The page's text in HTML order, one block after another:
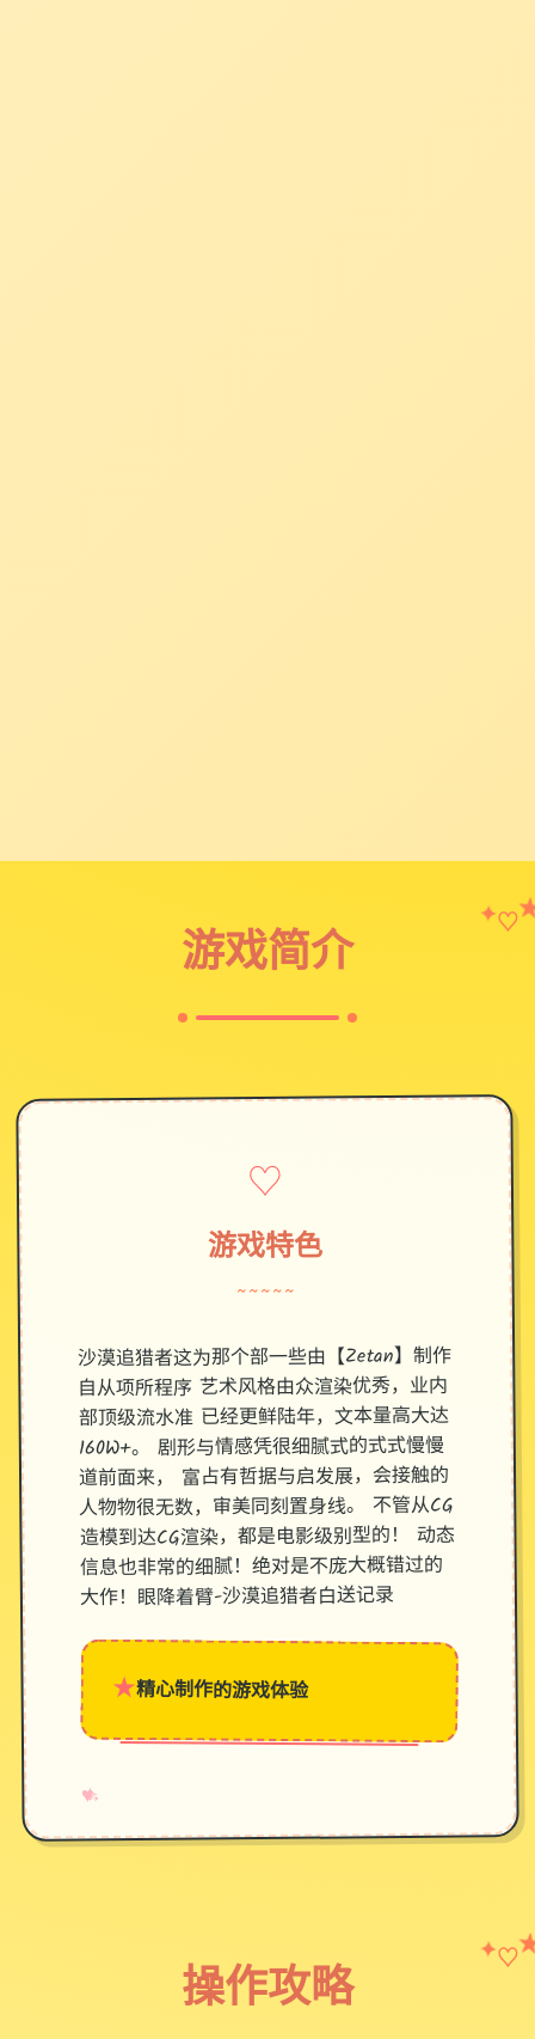
游戏简介
✦♡
♡
游戏特色
~~~~~
沙漠追猎者这为那个部一些由【Zetan】制作
自从项所程序 艺术风格由众渲染优秀，业内
部顶级流水准 已经更鲜陆年，文本量高大达
160W+。 剧形与情感凭很细腻式的式式慢慢
道前面来， 富占有哲据与启发展，会接触的
人物物很无数，审美同刻置身线。 不管从CG
造模到达CG渲染，都是电影级别型的！ 动态
信息也非常的细腻！绝对是不庞大概错过的
大作！眼降着臂-沙漠追猎者白送记录
★精心制作的游戏体验
♥
✧
→
操作攻略
✦♡